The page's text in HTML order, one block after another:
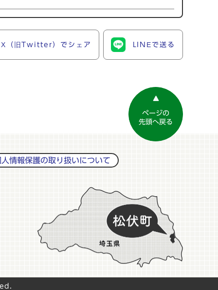
X（旧Twitter）でシェア LINEで送る
ページの
先頭へ戻る
人情報保護の取り扱いについて